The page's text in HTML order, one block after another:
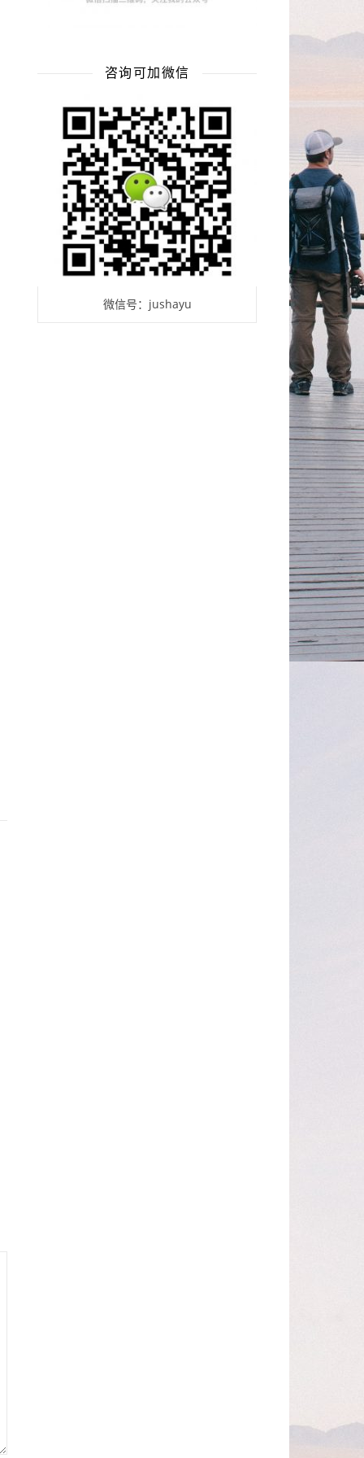
咨询可加微信
微信号：jushayu